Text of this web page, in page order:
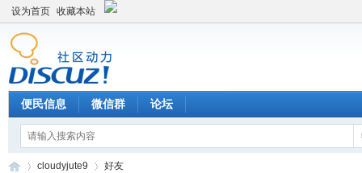
设为首页 收藏本站
便民信息 微信群 论坛
cloudyjute9 好友